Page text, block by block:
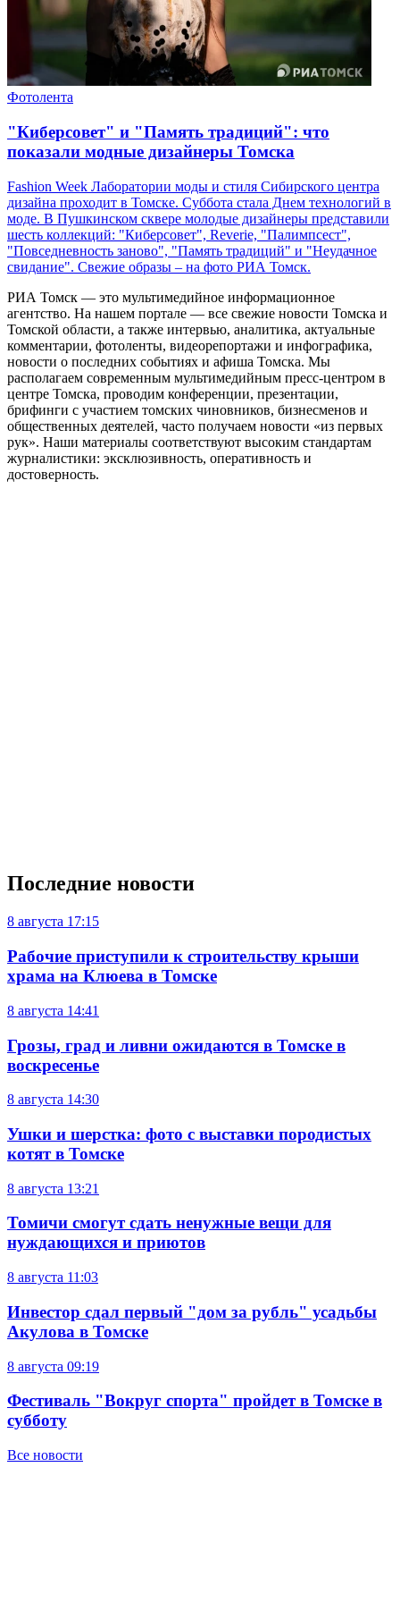
Фотолента
"Киберсовет" и "Память традиций": что
показали модные дизайнеры Томска
Fashion Week Лаборатории моды и стиля Сибирского центра
дизайна проходит в Томске. Суббота стала Днем технологий в
моде. В Пушкинском сквере молодые дизайнеры представили
шесть коллекций: "Киберсовет", Reverie, "Палимпсест",
"Повседневность заново", "Память традиций" и "Неудачное
свидание". Свежие образы – на фото РИА Томск.
РИА Томск — это мультимедийное информационное
агентство. На нашем портале — все свежие новости Томска и
Томской области, а также интервью, аналитика, актуальные
комментарии, фотоленты, видеорепортажи и инфографика,
новости о последних событиях и афиша Томска. Мы
располагаем современным мультимедийным пресс-центром в
центре Томска, проводим конференции, презентации,
брифинги с участием томских чиновников, бизнесменов и
общественных деятелей, часто получаем новости «из первых
рук». Наши материалы соответствуют высоким стандартам
журналистики: эксклюзивность, оперативность и
достоверность.
Последние новости
8 августа 17:15
Рабочие приступили к строительству крыши
храма на Клюева в Томске
8 августа 14:41
Грозы, град и ливни ожидаются в Томске в
воскресенье
8 августа 14:30
Ушки и шерстка: фото с выставки породистых
котят в Томске
8 августа 13:21
Томичи смогут сдать ненужные вещи для
нуждающихся и приютов
8 августа 11:03
Инвестор сдал первый "дом за рубль" усадьбы
Акулова в Томске
8 августа 09:19
Фестиваль "Вокруг спорта" пройдет в Томске в
субботу
Все новости